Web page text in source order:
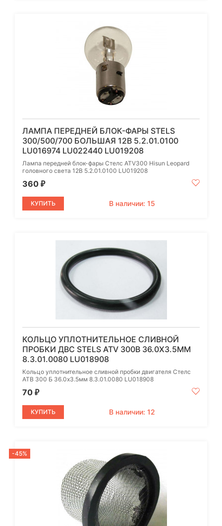
ЛАМПА ПЕРЕДНЕЙ БЛОК-ФАРЫ STELS
300/500/700 БОЛЬШАЯ 12В 5.2.01.0100
LU016974 LU022440 LU019208
Лампа передней блок-фары Стелс ATV300 Hisun Leopard
головного света 12В 5.2.01.0100 LU019208
360 ₽
КУПИТЬ В наличии: 15
КОЛЬЦО УПЛОТНИТЕЛЬНОЕ СЛИВНОЙ
ПРОБКИ ДВС STELS ATV 300B 36.0Х3.5ММ
8.3.01.0080 LU018908
Кольцо уплотнительное сливной пробки двигателя Стелс
АТВ 300 Б 36.0х3.5мм 8.3.01.0080 LU018908
70 ₽
КУПИТЬ В наличии: 12
-45%